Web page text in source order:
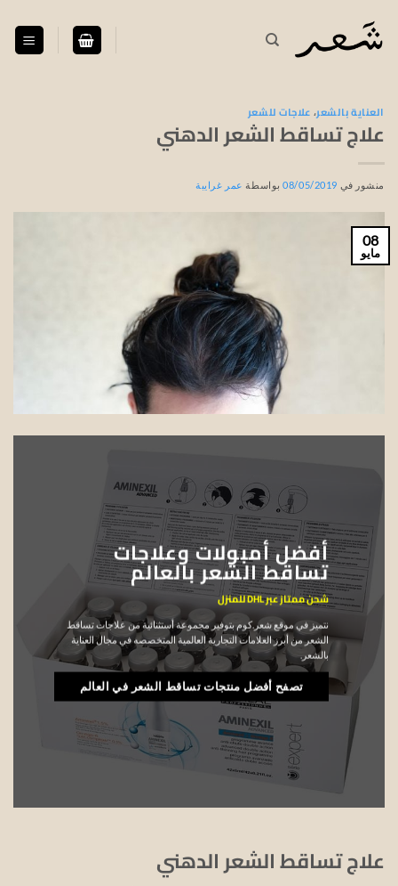
للمحتوى
العناية بالشعر،علاجات للشعر
علاج تساقط الشعر الدهني
منشور في 08/05/2019 بواسطة عمر غرايبة
08
مايو
أفضل أمبولات وعلاجات
تساقط الشعر بالعالم
شحن ممتاز عبر DHL للمنزل
نتميز في موقع شعر.كوم بتوفير مجموعة أستثنائية من علاجات تساقط
الشعر من أبرز العلامات التجارية العالمية المتخصصه في مجال العناية
بالشعر.
تصفح أفضل منتجات تساقط الشعر في العالم
علاج تساقط الشعر الدهني